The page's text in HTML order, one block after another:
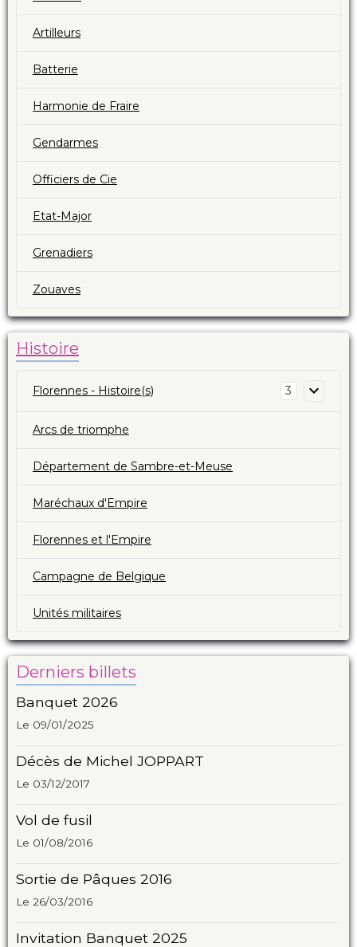
Artilleurs
Batterie
Harmonie de Fraire
Gendarmes
Officiers de Cie
Etat-Major
Grenadiers
Zouaves
Histoire
Florennes - Histoire(s) 3
Arcs de triomphe
Département de Sambre-et-Meuse
Maréchaux d'Empire
Florennes et l'Empire
Campagne de Belgique
Unités militaires
Derniers billets
Banquet 2026
Le 09/01/2025
Décès de Michel JOPPART
Le 03/12/2017
Vol de fusil
Le 01/08/2016
Sortie de Pâques 2016
Le 26/03/2016
Invitation Banquet 2025